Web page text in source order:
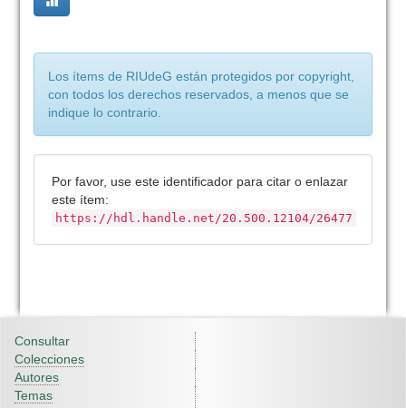
Los ítems de RIUdeG están protegidos por copyright,
con todos los derechos reservados, a menos que se
indique lo contrario.
Por favor, use este identificador para citar o enlazar
este ítem:
https://hdl.handle.net/20.500.12104/26477
Consultar
Colecciones
Autores
Temas